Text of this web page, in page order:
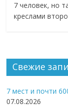
7 человек, но
креслами
Свежие
7 мест и почти
07.08.2026